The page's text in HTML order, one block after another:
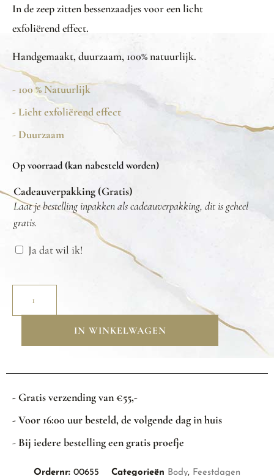
In de zeep zitten bessenzaadjes voor een licht
exfoliërend effect.
Handgemaakt, duurzaam, 100% natuurlijk.
- 100 % Natuurlijk
- Licht exfoliërend effect
- Duurzaam
Op voorraad (kan nabesteld worden)
Cadeauverpakking (Gratis)
Laat je bestelling inpakken als cadeauverpakking, dit is geheel
gratis.
Ja dat wil ik!
IN WINKELWAGEN
- Gratis verzending van €55,-
- Voor 16:00 uur besteld, de volgende dag in huis
- Bij iedere bestelling een gratis proefje
Ordernr: 00655 Categorieën Body, Feestdagen